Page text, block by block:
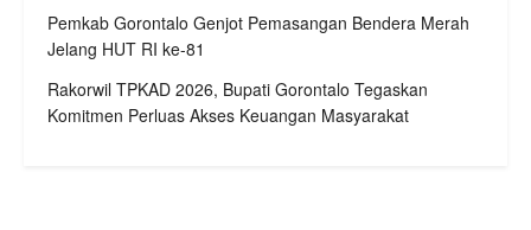
Pemkab Gorontalo Genjot Pemasangan Bendera Merah
Jelang HUT RI ke-81
Rakorwil TPKAD 2026, Bupati Gorontalo Tegaskan
Komitmen Perluas Akses Keuangan Masyarakat